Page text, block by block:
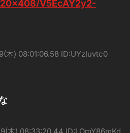
V5EcAY2y2-
木) 08:01:06.58 ID:UYzIuvtc0